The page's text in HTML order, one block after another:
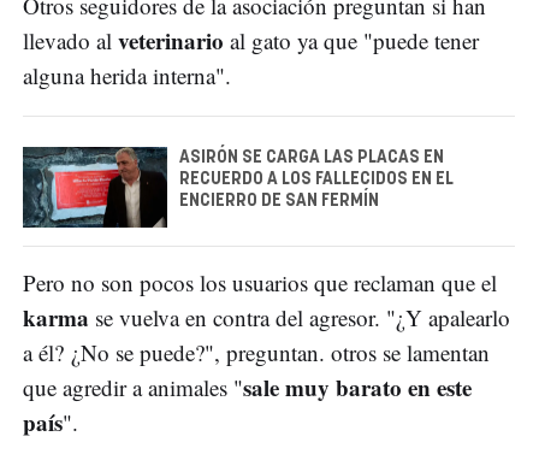
llevado al veterinario al gato ya que "puede tener
alguna herida interna".
ASIRÓN SE CARGA LAS PLACAS EN
RECUERDO A LOS FALLECIDOS EN EL
ENCIERRO DE SAN FERMÍN
Pero no son pocos los usuarios que reclaman que el
karma se vuelva en contra del agresor. "¿Y apalearlo
a él? ¿No se puede?", preguntan. otros se lamentan
que agredir a animales "sale muy barato en este
país".